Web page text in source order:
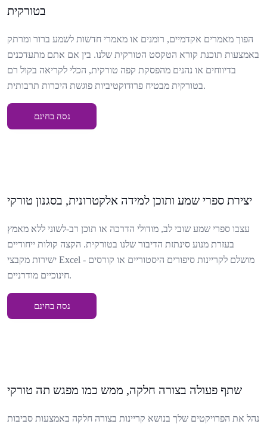
בטורקית
הפוך מאמרים אקדמיים, רומנים או מאמרי חדשות לשמע ברור ומרתק
באמצעות תוכנת קורא הטקסט הטורקית שלנו. בין אם אתם מתעדכנים
בדיווחים או נהנים מהפסקת קפה טורקית, הכלי לקריאה בקול רם
בטורקית מבטיח פרודוקטיביות פוגשת היכרות תרבותית.
נסה בחינם
יצירת ספרי שמע ותוכן למידה אלקטרונית, בסגנון טורקי
עצבו ספרי שמע שובי לב, מודולי הדרכה או תוכן רב-לשוני ללא מאמץ
בעזרת מנוע סינתזת הדיבור שלנו בטורקית. הקצה קולות ייחודיים
ישירות מקבצי Excel - מושלם לקריינות סיפורים היסטוריים או קורסים
חינוכיים מודרניים.
נסה בחינם
שתף פעולה בצורה חלקה, ממש כמו מפגש תה טורקי
נהל את הפרויקטים שלך בנושא קריינות בצורה חלקה באמצעות סביבות